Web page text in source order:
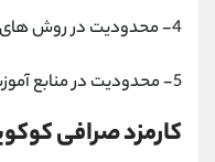
4- محدودیت در روش های پرداخت
5- محدودیت در منابع آموزش ارز دیجیتال در صرافی کوکوین
کارمزد صرافی